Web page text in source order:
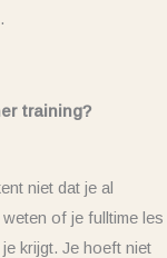
training?
niet dat je al
of je fulltime les
krijgt. Je hoeft niet